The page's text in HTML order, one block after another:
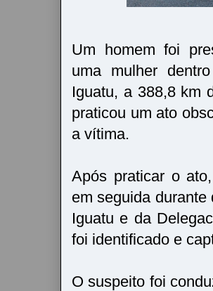
Um homem foi
uma mulher
Iguatu, a 388,8 km
praticou um ato
a vítima.
Após praticar o
em seguida
Iguatu e da
foi identificado e
O suspeito foi